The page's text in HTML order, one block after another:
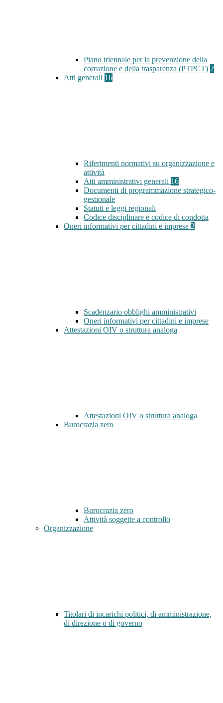
Piano triennale per la prevenzione della
corruzione e della trasparenza (PTPCT) 2
Atti generali 16
Riferimenti normativi su organizzazione e
attività
Atti amministrativi generali 16
Documenti di programmazione strategico-
gestionale
Statuti e leggi regionali
Codice disciplinare e codice di condotta
Oneri informativi per cittadini e imprese 2
Scadenzario obblighi amministrativi
Oneri informativi per cittadini e imprese
Attestazioni OIV o struttura analoga
Attestazioni OIV o struttura analoga
Burocrazia zero
Burocrazia zero
Attività soggette a controllo
Organizzazione
Titolari di incarichi politici, di amministrazione,
di direzione o di governo